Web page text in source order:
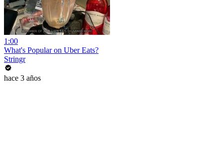
1:00
What's Popular on Uber Eats?
Stringr
hace 3 años